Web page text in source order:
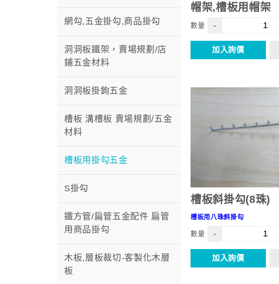
網勾,五金掛勾,商品掛勾
洞洞板鐵架，賣場規劃/店
鋪五金材料
洞洞板掛鉤五金
槽板 溝槽板 賣場規劃/五金
材料
槽板用掛勾五金
S掛勾
鐵方管/扁管五金配件 扁管
用商品掛勾
木板,層板裁切-客製化木層
板
帽架,槽板用帽架
數量 -
加入詢價
槽板斜掛勾(8珠)
槽板用八珠斜掛勾
數量 -
加入詢價